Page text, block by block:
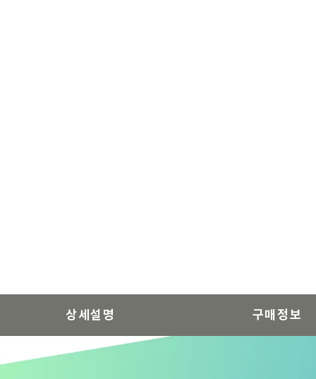
상세설명 구매정보